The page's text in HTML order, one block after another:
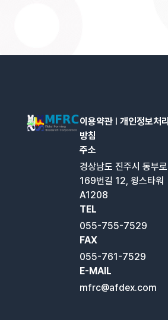
이용약관 l개인정보처리
방침
주소
경상남도 진주시 동부로
169번길 12, 윙스타워
A1208
TEL
055-755-7529
FAX
055-761-7529
E-MAIL
mfrc@afdex.com